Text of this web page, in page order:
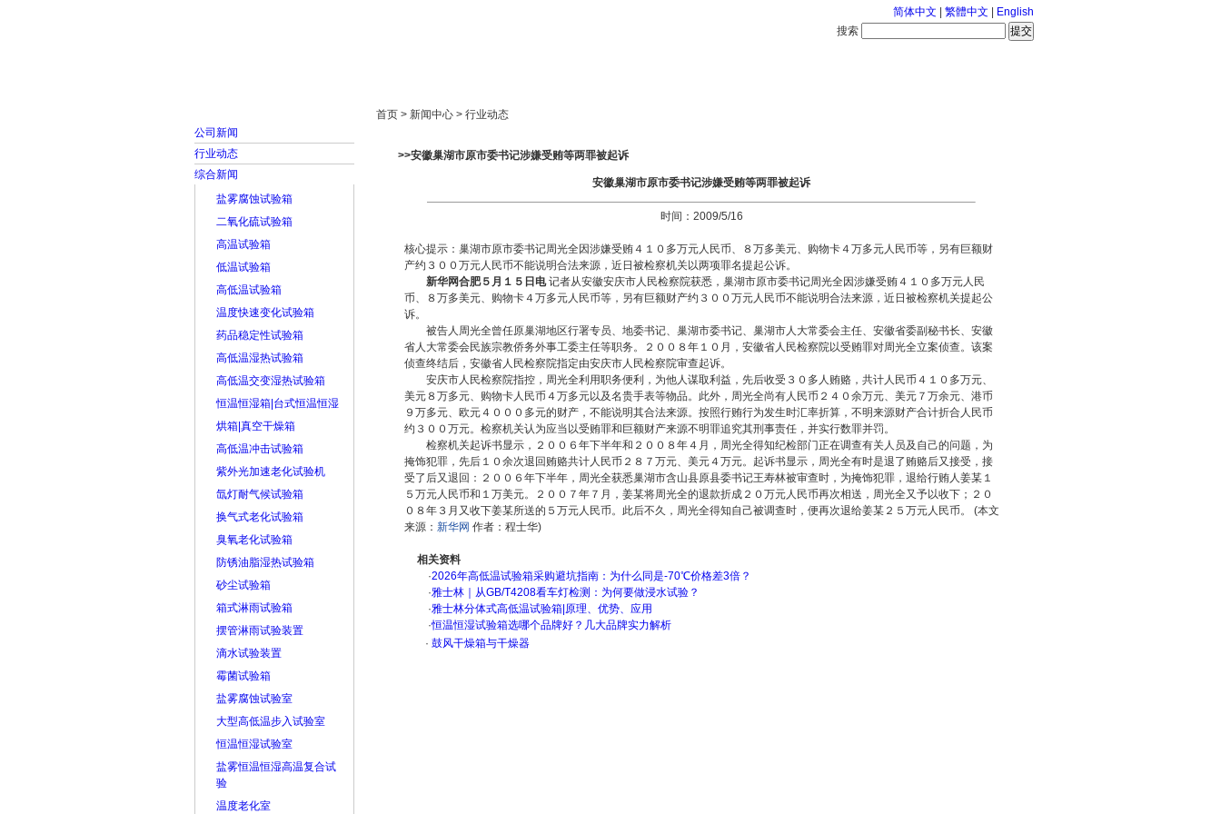
简体中文 繁體中文
English
搜索
公司新闻
行业动态
综合新闻
盐雾腐蚀试验箱
二氧化硫试验箱
高温试验箱
低温试验箱
高低温试验箱
温度快速变化试验箱
药品稳定性试验箱
高低温湿热试验箱
高低温交变湿热试验箱
恒温恒湿箱|台式恒温恒湿
烘箱|真空干燥箱
高低温冲击试验箱
紫外光加速老化试验机
氙灯耐气候试验箱
换气式老化试验箱
臭氧老化试验箱
防锈油脂湿热试验箱
砂尘试验箱
箱式淋雨试验箱
摆管淋雨试验装置
滴水试验装置
霉菌试验箱
盐雾腐蚀试验室
大型高低温步入试验室
恒温恒湿试验室
盐雾恒温恒湿高温复合试
验
温度老化室
首页 > 新闻中心 > 行业动态
>>安徽巢湖市原市委书记涉嫌受贿等两罪被起诉
安徽巢湖市原市委书记涉嫌受贿等两罪被起诉
时间：2009/5/16
核心提示：巢湖市原市委书记周光全因涉嫌受贿４１０多万元人民币、８万多美元、购物卡４万多元人民币等，另有巨额财
产约３００万元人民币不能说明合法来源，近日被检察机关以两项罪名提起公诉。
新华网合肥５月１５日电记者从安徽安庆市人民检察院获悉，巢湖市原市委书记周光全因涉嫌受贿４１０多万元人民
币、８万多美元、购物卡４万多元人民币等，另有巨额财产约３００万元人民币不能说明合法来源，近日被检察机关提起公
诉。
被告人周光全曾任原巢湖地区行署专员、地委书记、巢湖市委书记、巢湖市人大常委会主任、安徽省委副秘书长、安徽
省人大常委会民族宗教侨务外事工委主任等职务。２００８年１０月，安徽省人民检察院以受贿罪对周光全立案侦查。该案
侦查终结后，安徽省人民检察院指定由安庆市人民检察院审查起诉。
安庆市人民检察院指控，周光全利用职务便利，为他人谋取利益，先后收受３０多人贿赂，共计人民币４１０多万元、
美元８万多元、购物卡人民币４万多元以及名贵手表等物品。此外，周光全尚有人民币２４０余万元、美元７万余元、港币
９万多元、欧元４０００多元的财产，不能说明其合法来源。按照行贿行为发生时汇率折算，不明来源财产合计折合人民币
约３００万元。检察机关认为应当以受贿罪和巨额财产来源不明罪追究其刑事责任，并实行数罪并罚。
检察机关起诉书显示，２００６年下半年和２００８年４月，周光全得知纪检部门正在调查有关人员及自己的问题，为
掩饰犯罪，先后１０余次退回贿赂共计人民币２８７万元、美元４万元。起诉书显示，周光全有时是退了贿赂后又接受，接
受了后又退回：２００６年下半年，周光全获悉巢湖市含山县原县委书记王寿林被审查时，为掩饰犯罪，退给行贿人姜某１
５万元人民币和１万美元。２００７年７月，姜某将周光全的退款折成２０万元人民币再次相送，周光全又予以收下；２０
０８年３月又收下姜某所送的５万元人民币。此后不久，周光全得知自己被调查时，便再次退给姜某２５万元人民币。 (本文
来源： 新华网 作者：程士华)
相关资料
·2026年高低温试验箱采购避坑指南：为什么同是-70℃价格差3倍？
·雅士林｜从GB/T4208看车灯检测：为何要做浸水试验？
·雅士林分体式高低温试验箱|原理、优势、应用
·恒温恒湿试验箱选哪个品牌好？几大品牌实力解析
· 鼓风干燥箱与干燥器